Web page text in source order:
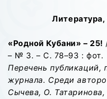
«Родной Кубани» – 25!
– № 3. – С. 78–93 : фот.
Перечень
журнала. Среди
Сычева, О.